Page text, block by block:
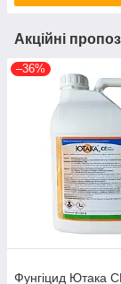
Акційні
–36%
Фунгіцид Ютака